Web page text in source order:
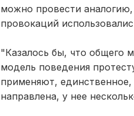
можно провести аналогию,
провокаций
"Казалось бы, что общего
модель поведения
применяют, единственное,
направлена, у нее